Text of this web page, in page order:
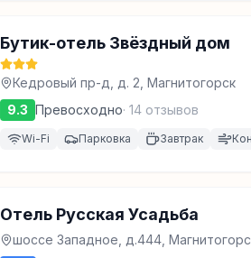
Бутик-отель Звёздный дом
Кедровый пр-д, д. 2, Магнитогорск
9.3 Превосходно· 14 отзывов
Wi-Fi Парковка Завтрак
Отель Русская Усадьба
шоссе Западное, д.444,